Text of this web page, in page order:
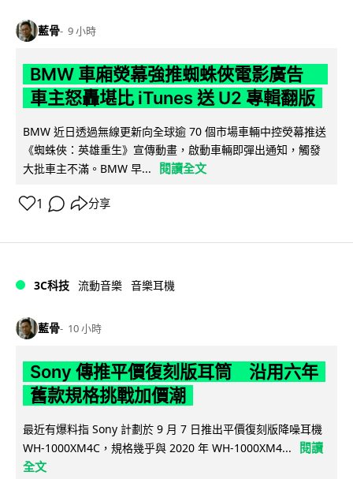
藍骨 9 小時
BMW 車廂熒幕強推蜘蛛俠電影廣告
車主怒轟堪比 iTunes 送 U2 專輯翻版
BMW 近日透過無線更新向全球逾 70 個市場車輛中控熒幕推送
《蜘蛛俠：英雄重生》宣傳動畫，啟動車輛即彈出通知，觸發
大批車主不滿。BMW 早...
閱讀全文
1 分享
3C科技 流動音樂 音樂耳機
藍骨 10 小時
Sony 傳推平價復刻版耳筒 沿用六年
舊款規格挑戰加價潮
最近有爆料指 Sony 計劃於 9 月 7 日推出平價復刻版降噪耳機
WH-1000XM4C，規格幾乎與 2020 年 WH-1000XM4...
閱讀
全文